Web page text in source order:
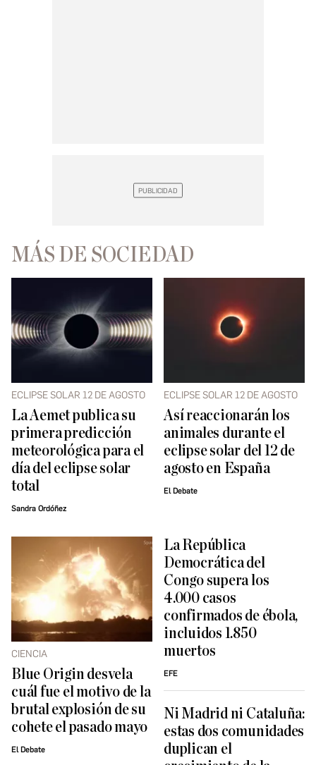
MÁS DE SOCIEDAD
ECLIPSE SOLAR 12 DE AGOSTO
La Aemet publica su
primera predicción
meteorológica para el
día del eclipse solar
total
Sandra Ordóñez
ECLIPSE SOLAR 12 DE AGOSTO
Así reaccionarán los
animales durante el
eclipse solar del 12 de
agosto en España
El Debate
CIENCIA
Blue Origin desvela
cuál fue el motivo de la
brutal explosión de su
cohete el pasado mayo
El Debate
La República
Democrática del
Congo supera los
4.000 casos
confirmados de ébola,
incluidos 1.850
muertos
EFE
Ni Madrid ni Cataluña:
estas dos comunidades
duplican el